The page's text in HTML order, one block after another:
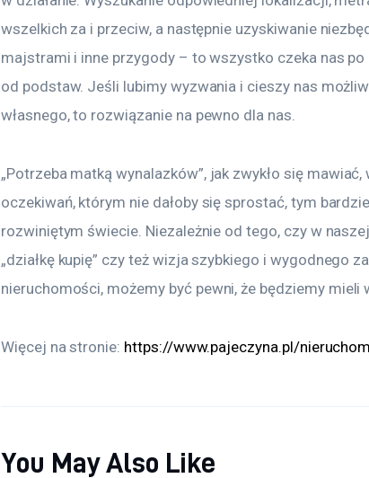
wszelkich za i przeciw, a następnie uzyskiwanie
majstrami i inne przygody – to wszystko czeka nas
od podstaw. Jeśli lubimy wyzwania i cieszy nas
własnego, to rozwiązanie na pewno dla nas.
„Potrzeba matką wynalazków”, jak zwykło się
oczekiwań, którym nie dałoby się sprostać, tym
rozwiniętym świecie. Niezależnie od tego, czy w
„działkę kupię” czy też wizja szybkiego i wygodnego
nieruchomości, możemy być pewni, że będziemy mieli
Więcej na stronie: https://www.pajeczyna.pl/
You May Also Like